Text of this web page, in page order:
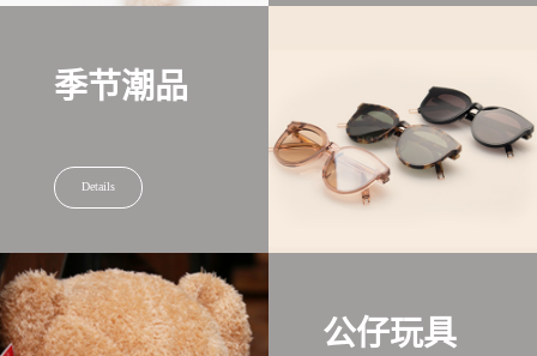
季节潮品
Details
公仔玩具